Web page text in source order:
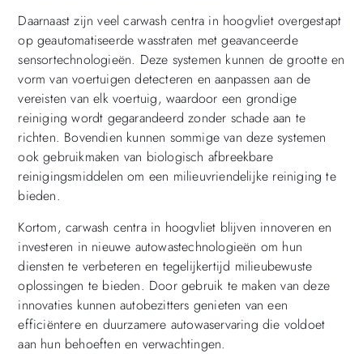
Daarnaast zijn veel carwash centra in hoogvliet overgestapt
op geautomatiseerde wasstraten met geavanceerde
sensortechnologieën. Deze systemen kunnen de grootte en
vorm van voertuigen detecteren en aanpassen aan de
vereisten van elk voertuig, waardoor een grondige
reiniging wordt gegarandeerd zonder schade aan te
richten. Bovendien kunnen sommige van deze systemen
ook gebruikmaken van biologisch afbreekbare
reinigingsmiddelen om een milieuvriendelijke reiniging te
bieden.
Kortom, carwash centra in hoogvliet blijven innoveren en
investeren in nieuwe autowastechnologieën om hun
diensten te verbeteren en tegelijkertijd milieubewuste
oplossingen te bieden. Door gebruik te maken van deze
innovaties kunnen autobezitters genieten van een
efficiëntere en duurzamere autowaservaring die voldoet
aan hun behoeften en verwachtingen.